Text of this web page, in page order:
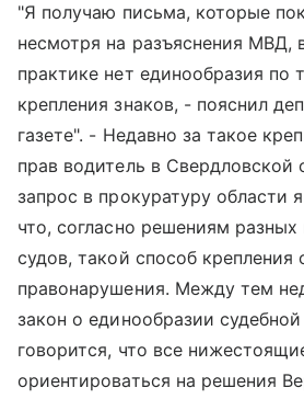
"Я получаю письма, которые
несмотря на разъяснения МВД,
практике нет единообразия по
крепления знаков, - пояснил
газете". - Недавно за такое
прав водитель в Свердловской
запрос в прокуратуру области
что, согласно решениям
судов, такой способ крепления
правонарушения. Между тем
закон о единообразии
говорится, что все
ориентироваться на решения